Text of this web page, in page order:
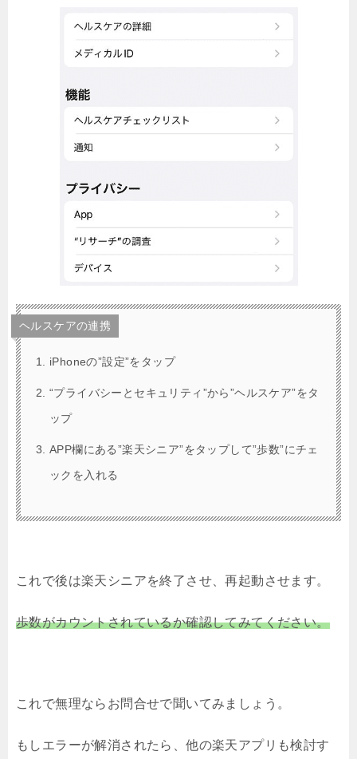
ヘルスケアの連携
iPhoneの”設定”をタップ
“プライバシーとセキュリティ”から”ヘルスケア”をタ
ップ
APP欄にある”楽天シニア”をタップして”歩数”にチェ
ックを入れる
これで後は楽天シニアを終了させ、再起動させます。
歩数がカウントされているか確認してみてください。
これで無理ならお問合せで聞いてみましょう。
もしエラーが解消されたら、他の楽天アプリも検討す